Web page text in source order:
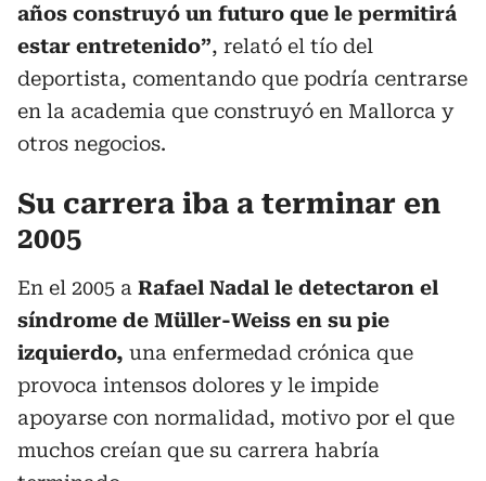
años construyó un futuro que le permitirá
estar entretenido”, relató el tío del
deportista, comentando que podría centrarse
en la academia que construyó en Mallorca y
otros negocios.
Su carrera iba a terminar en
2005
En el 2005 a Rafael Nadal le detectaron el
síndrome de Müller-Weiss en su pie
izquierdo, una enfermedad crónica que
provoca intensos dolores y le impide
apoyarse con normalidad, motivo por el que
muchos creían que su carrera habría